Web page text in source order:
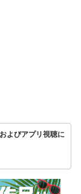
よびアプリ視聴に